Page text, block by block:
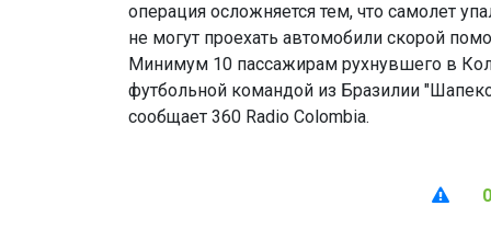
операция осложняется тем, что самолет
не могут проехать автомобили скорой
Минимум 10 пассажирам рухнувшего в
футбольной командой из Бразилии
сообщает 360 Radio Colombia.
0